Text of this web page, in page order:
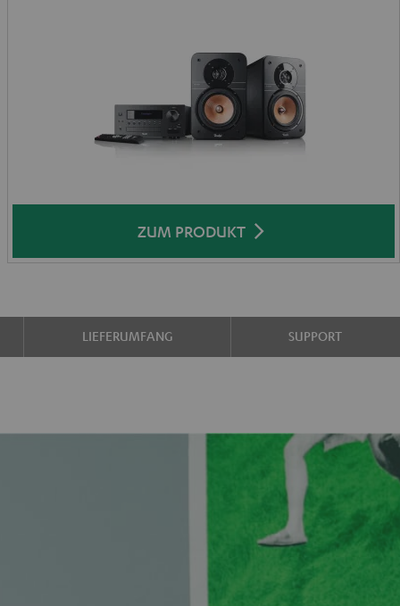
ZUM PRODUKT
LIEFERUMFANG SUPPORT